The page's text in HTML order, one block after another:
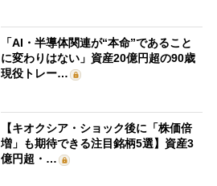
「AI・半導体関連が“本命”であること
に変わりはない」資産20億円超の90歳
現役トレー…
【キオクシア・ショック後に「株価倍
増」も期待できる注目銘柄5選】資産3
億円超・…